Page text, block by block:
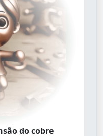
do cobre